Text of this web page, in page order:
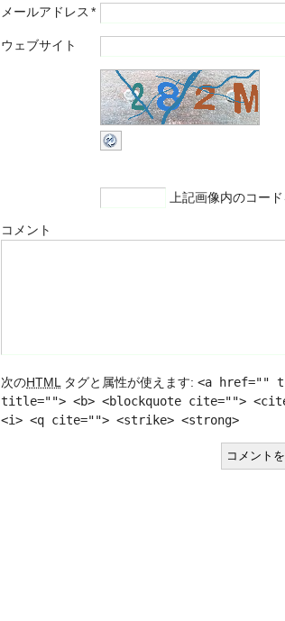
メールアドレス *
ウェブサイト
上記画像内のコー
コメント
次のHTML タグと属性が使えます: <a href=""
title=""> <b> <blockquote cite="">
<i> <q cite=""> <strike> <strong>